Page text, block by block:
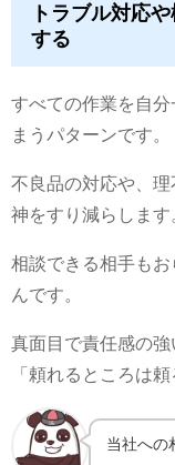
トラブル対応
する
すべての作業を自分
まうパターンです。
不良品の対応や、
神をすり減らします
相談できる相手も
んです。
真面目で責任感の強
「頼れるところは
当社への